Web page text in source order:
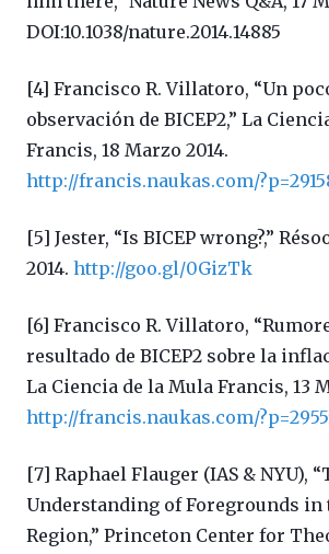
DOI:10.1038/nature.2014.14885
[4] Francisco R. Villatoro, “Un
observación de BICEP2,” La
Francis, 18 Marzo 2014.
http://francis.naukas.com/
[5] Jester, “Is BICEP wrong?,”
2014. http://goo.gl/0GizTk
[6] Francisco R. Villatoro,
resultado de BICEP2 sobre la
La Ciencia de la Mula Francis, 13
http://francis.naukas.com/
[7] Raphael Flauger (IAS & NYU),
Understanding of Foregrounds in
Region,” Princeton Center for